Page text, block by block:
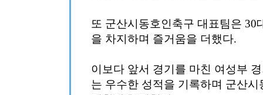
또 군산시동호인축구 대표팀은
을 차지하며 즐거움을 더했다.
이보다 앞서 경기를 마친 여성부
는 우수한 성적을 기록하며 군산